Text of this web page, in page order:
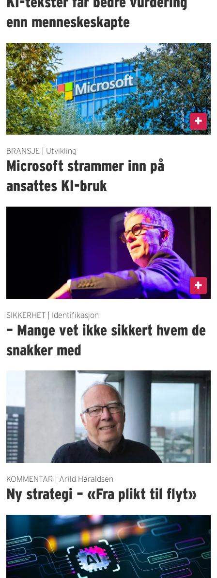
enn menneskeskapte
BRANSJE | Utvikling
Microsoft strammer inn på
ansattes KI-bruk
SIKKERHET | Identifikasjon
– Mange vet ikke sikkert hvem de
snakker med
KOMMENTAR | Arild Haraldsen
Ny strategi – «Fra plikt til flyt»